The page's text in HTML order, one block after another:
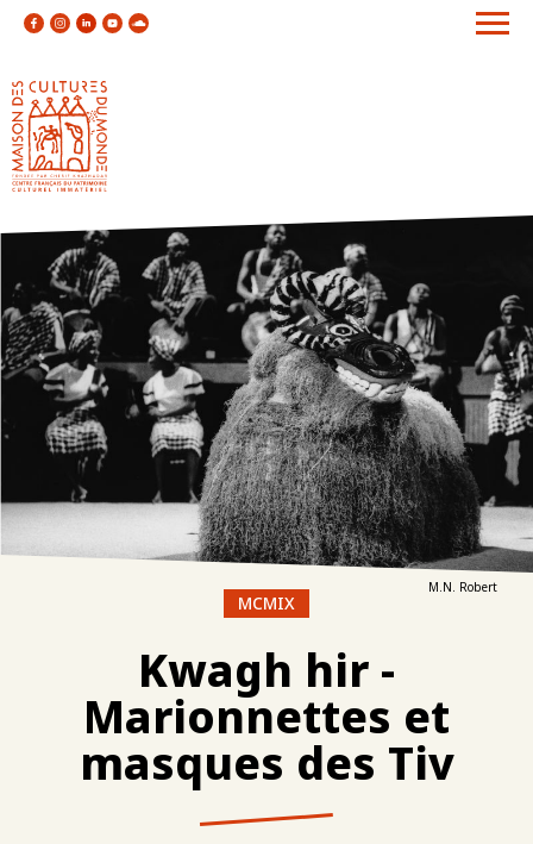
M.N. Robert
MCMIX
Kwagh hir -
Marionnettes et
masques des Tiv